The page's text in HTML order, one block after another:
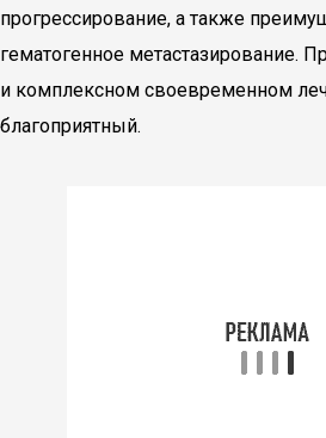
прогрессирование, а также
гематогенное метастазирование.
и комплексном своевременном
благоприятный.